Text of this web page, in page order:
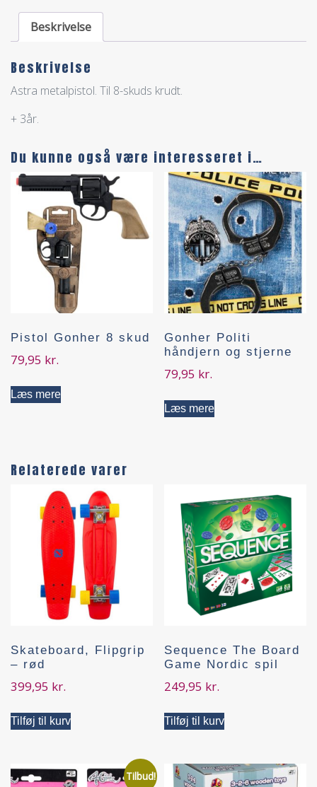
Beskrivelse
Beskrivelse
Astra metalpistol. Til 8-skuds krudt.
+ 3år.
Du kunne også være interesseret i…
Pistol Gonher 8 skud
79,95 kr.
Læs mere
Gonher Politi
håndjern og stjerne
79,95 kr.
Læs mere
Relaterede varer
Skateboard, Flipgrip
– rød
399,95 kr.
Tilføj til kurv
Sequence The Board
Game Nordic spil
249,95 kr.
Tilføj til kurv
Tilbud!